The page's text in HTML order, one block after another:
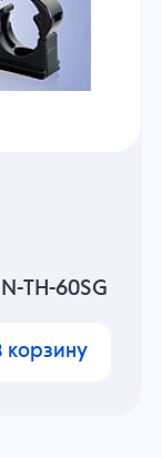
TH-60SG
корзину